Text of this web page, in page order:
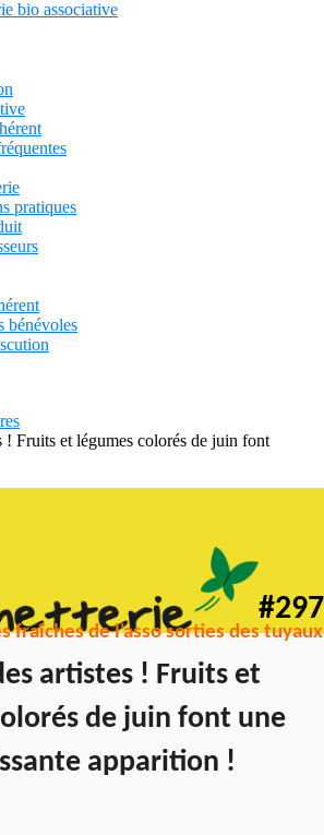
pratiques
bénévoles
! Fruits et légumes colorés de juin font
#297
fraîches de l'asso sorties des tuyaux
artistes ! Fruits et
de juin font une
apparition !